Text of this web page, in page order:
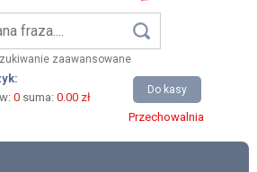
zaawansowane
0suma: 0.00 zł
Do kasy
Przechowalnia